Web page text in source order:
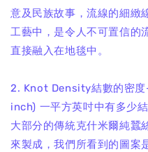
意及民族故事，流線的細緻
工藝中，是令人不可置信的
直接融入在地毯中。
2. Knot Density結數的密
inch) 一平方英吋中有多少
大部分的傳統克什米爾純蠶
來製成，我們所看到的圖案